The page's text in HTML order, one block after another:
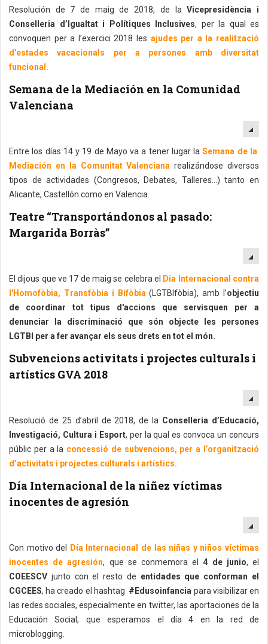
Resolución de 7 de maig de 2018, de laVicepresidència i
Conselleria d’Igualtat i Polítiques Inclusives, per la qual es
convoquen per a l’exercici 2018 les ajudes per a la realització
d’estades vacacionals per a persones amb diversitat
funcional.
Semana de la Mediación en la Comunidad
Valenciana
Entre los días 14 y 19 de Mayo va a tener lugar laSemana de la
Mediación en la Comunitat Valenciana realizándose diversos
tipos de actividades (Congresos, Debates, Talleres…) tanto en
Alicante, Castellón como en Valencia.
Teatre “Transportándonos al pasado:
Margarida Borràs”
El dijous que ve 17 de maig se celebra el
Dia Internacional contra
l'Homofòbia, Transfòbia i Bifòbia (LGTBIfòbia), amb l’objectiu
de coordinar tot tipus d'accions que servisquen per a
denunciar la discriminació que són objecte les persones
LGTBI per a fer avançar els seus drets en tot el món.
Subvencions activitats i projectes culturals i
artístics GVA 2018
Resolució de 25 d’abril de 2018, de la Conselleria d’Educació,
Investigació, Cultura i Esport, per la qual es convoca un concurs
públic per a la concessió de subvencions, per a l’organització
d’activitats i projectes culturals i artístics.
Día Internacional de la niñez víctimas
inocentes de agresión
Con motivo del
Día Internacional de las niñas y niños víctimas
inocentes de agresión, que se conmemora el4 de junio, el
COEESCV junto con el resto de entidades que conforman el
CGCEES, ha creado el hashtag #Edusoinfancia para visibilizar en
las redes sociales, especialmente en twitter, las aportaciones de la
Educación Social, que esperamos el día 4 en la red de
microblogging.